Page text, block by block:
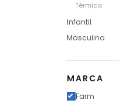
Térmica
Infantil
Masculino
MARCA
Farm